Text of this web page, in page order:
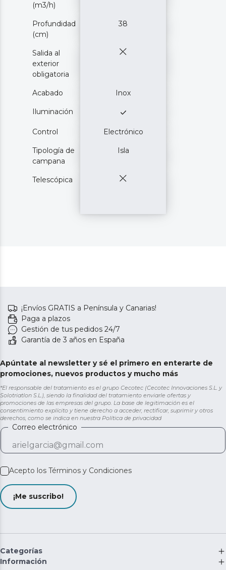
(m3/h)
Profundidad
(cm)
38
Salida al
exterior
obligatoria
Acabado Inox
Iluminación
Control Electrónico
Tipología de
campana
Isla
Telescópica
¡Envíos GRATIS a Península y Canarias!
Paga a plazos
Gestión de tus pedidos 24/7
Garantía de 3 años en España
Apúntate al newsletter y sé el primero en enterarte de
promociones, nuevos productos y mucho más
*El responsable del tratamiento es el grupo Cecotec (Cecotec Innovaciones S.L. y
Solotriatlon S.L.), siendo la finalidad del tratamiento enviarle ofertas y
promociones de las empresas del grupo. La base de legitimación es el
consentimiento explícito y tiene derecho a acceder, rectificar, suprimir y otros
derechos, como se indica en nuestra Política de privacidad
Correo electrónico
Acepto los Términos y Condiciones
¡Me suscribo!
Categorías
Información